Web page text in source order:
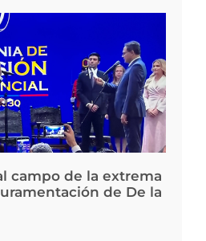
campo de la extrema
de De la